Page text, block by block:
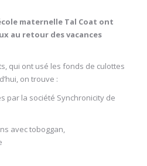
maternelle Tal Coat ont
au retour des vacances
qui ont usé les fonds de culottes
on trouve :
par la société Synchronicity de
avec toboggan,